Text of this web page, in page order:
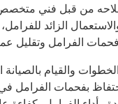
من قبل فني
الزائد
الفرامل وتقليل
والقيام بالصيانة
بفحمات الفرامل